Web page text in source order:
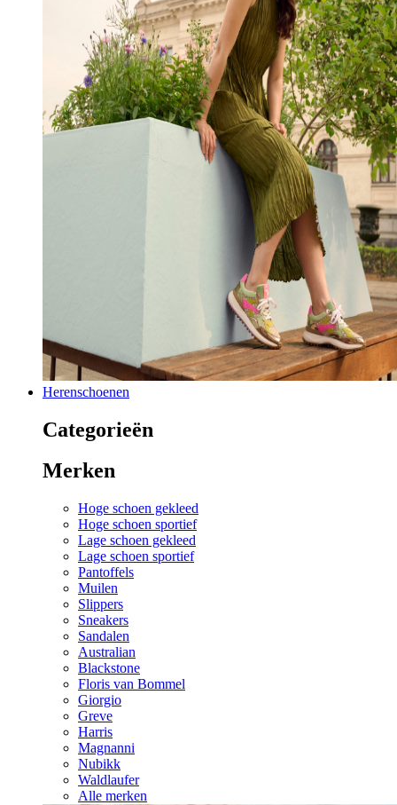
Herenschoenen
Categorieën
Merken
Hoge schoen gekleed
Hoge schoen sportief
Lage schoen gekleed
Lage schoen sportief
Pantoffels
Muilen
Slippers
Sneakers
Sandalen
Australian
Blackstone
Floris van Bommel
Giorgio
Greve
Harris
Magnanni
Nubikk
Waldlaufer
Alle merken